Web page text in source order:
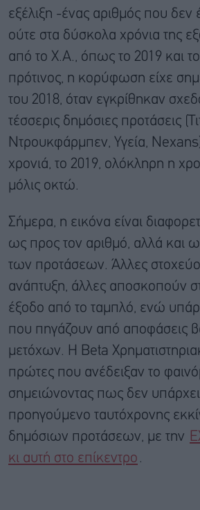
εξέλιξη -ένας αριθμός που δεν
ούτε στα δύσκολα χρόνια της
από το Χ.Α., όπως το 2019 και
πρότινος, η κορύφωση είχε
του 2018, όταν εγκρίθηκαν
τέσσερις δημόσιες προτάσεις
Ντρουκφάρμπεν, Υγεία,
χρονιά, το 2019, ολόκληρη η
μόλις οκτώ.
Σήμερα, η εικόνα είναι
ως προς τον αριθμό, αλλά και
των προτάσεων. Άλλες
ανάπτυξη, άλλες αποσκοπούν
έξοδο από το ταμπλό, ενώ
που πηγάζουν από αποφάσεις
μετόχων. Η Beta
πρώτες που ανέδειξαν το
σημειώνοντας πως δεν υπάρχει
προηγούμενο ταυτόχρονης
δημόσιων προτάσεων, με την
κι αυτή στο επίκεντρο .